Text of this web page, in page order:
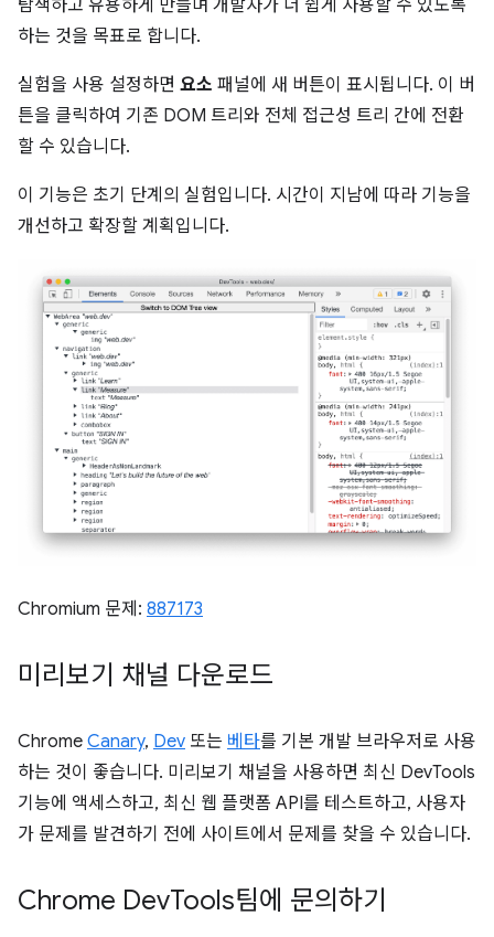
탐색하고 유용하게 만들며 개발자가 더 쉽게 사용할 수 있도록
하는 것을 목표로 합니다.
실험을 사용 설정하면 요소 패널에 새 버튼이 표시됩니다. 이 버
튼을 클릭하여 기존 DOM 트리와 전체 접근성 트리 간에 전환
할 수 있습니다.
이 기능은 초기 단계의 실험입니다. 시간이 지남에 따라 기능을
개선하고 확장할 계획입니다.
Chromium 문제: 887173
미리보기 채널 다운로드
Chrome Canary, Dev 또는 베타를 기본 개발 브라우저로 사용
하는 것이 좋습니다. 미리보기 채널을 사용하면 최신 DevTools
기능에 액세스하고, 최신 웹 플랫폼 API를 테스트하고, 사용자
가 문제를 발견하기 전에 사이트에서 문제를 찾을 수 있습니다.
Chrome DevTools팀에 문의하기